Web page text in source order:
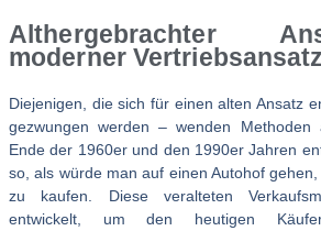
Althergebrachter
moderner Vertriebsansatz
Diejenigen, die sich für einen alten Ansatz
gezwungen werden – wenden
Ende der 1960er und den 1990er Jahren
so, als würde man auf einen Autohof
zu kaufen. Diese veralteten
entwickelt, um den heutigen